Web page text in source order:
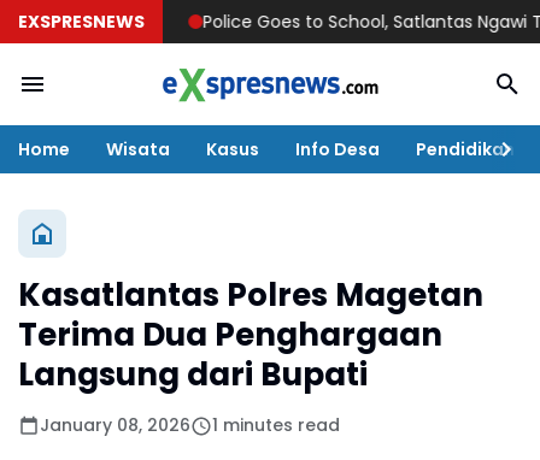
EXSPRESNEWSPolice Goes to School, Satlantas Ngawi
Home Wisata Kasus Info Desa Pendidikan
Kasatlantas Polres Magetan
Terima Dua Penghargaan
Langsung dari Bupati
January 08, 2026 1 minutes read